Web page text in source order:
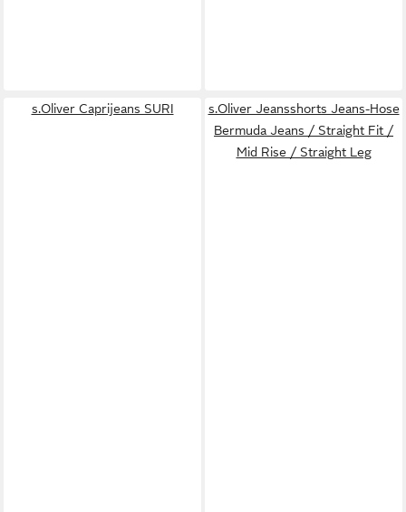
s.Oliver Caprijeans SURI
s.Oliver Jeansshorts Jeans-Hose
Bermuda Jeans / Straight Fit /
Mid Rise / Straight Leg